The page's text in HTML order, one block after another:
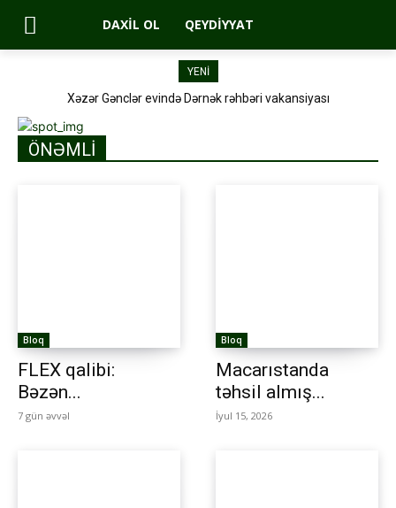
DAXIL OL QEYDIYYAT
YENİ
Xəzər Gənclər evində Dərnək rəhbəri vakansiyası
ÖNƏMLİ
Bloq
FLEX qalibi:
Bəzən...
7 gün əvvəl
Bloq
Macarıstanda
təhsil almış...
İyul 15, 2026